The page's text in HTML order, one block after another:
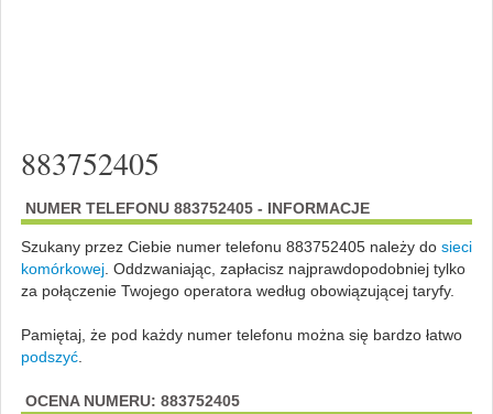
883752405
NUMER TELEFONU 883752405 - INFORMACJE
Szukany przez Ciebie numer telefonu 883752405 należy do sieci
komórkowej. Oddzwaniając, zapłacisz najprawdopodobniej tylko
za połączenie Twojego operatora według obowiązującej taryfy.
Pamiętaj, że pod każdy numer telefonu można się bardzo łatwo
podszyć.
OCENA NUMERU: 883752405